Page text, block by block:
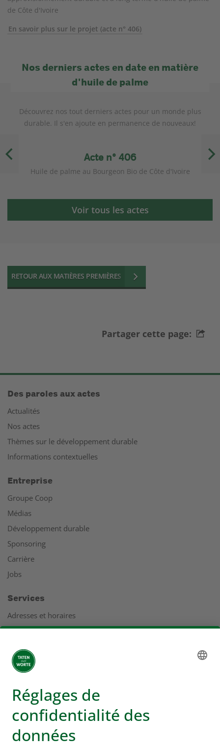
de Côte d'Ivoire
En savoir plus sur le projet (acte n° 406)
Nos derniers actes en date en matière
d'huile de palme
Découvrez nos tout derniers actes pour un monde plus
durable. Il s'en ajoute en permanence de nouveaux!
Acte n° 406
Huile de palme au Bourgeon Bio de Côte d'Ivoire
Voir tous les actes
RETOUR AUX MATIÈRES PREMIÈRES
Partager cette page:
Des paroles aux actes
Actualités
Nos actes
Thèmes sur le développement durable
Informations contextuelles
Entreprise
Groupe Coop
Médias
Développement durable
Sponsoring
Carrière
Jobs
Services
Adresses et horaires
Coopération
Rapport de gestion
Plus d'infos sur Coop
Supermarché en ligne Coop
Enseignes et services